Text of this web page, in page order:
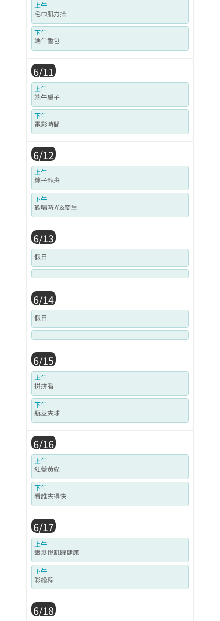
上午
毛巾肌力操
下午
端午香包
6/11
上午
端午扇子
下午
電影時間
6/12
上午
粽子龍舟
下午
歡唱時光&慶生
6/13
假日
6/14
假日
6/15
上午
拼拼看
下午
瓶蓋夾球
6/16
上午
紅藍黃綠
下午
看誰夾得快
6/17
上午
銀髮悅肌躍健康
下午
彩繪粽
6/18